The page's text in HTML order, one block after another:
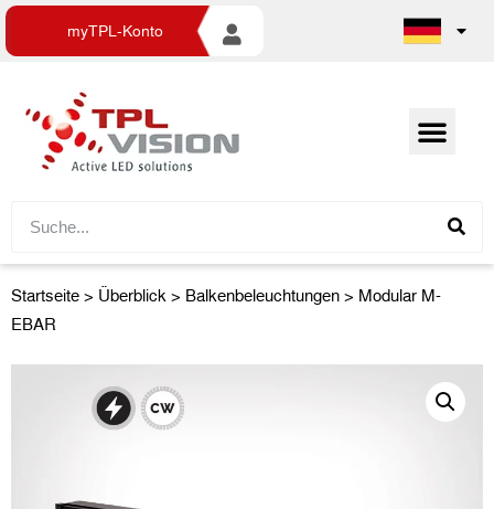
myTPL-Konto
Startseite > Überblick > Balkenbeleuchtungen > Modular M-
EBAR